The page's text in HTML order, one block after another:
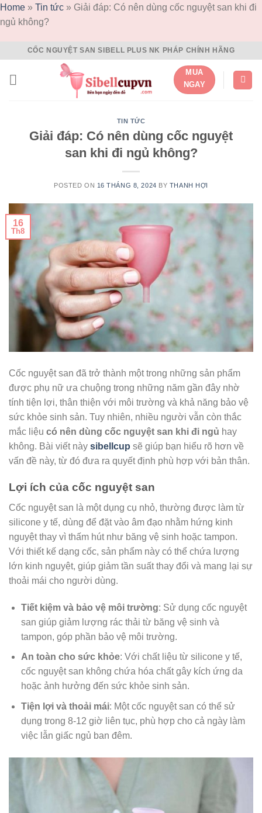
Home » Tin tức » Giải đáp: Có nên dùng cốc nguyệt san khi đi
ngủ không?
to
content
CỐC NGUYỆT SAN SIBELL PLUS NK PHÁP CHÍNH HÃNG
MUA
NGAY
TIN TỨC
Giải đáp: Có nên dùng cốc nguyệt
san khi đi ngủ không?
POSTED ON 16 THÁNG 8, 2024 BY THANH HỢI
16
Th8
Cốc nguyệt san đã trở thành một trong những sản phẩm
được phụ nữ ưa chuộng trong những năm gần đây nhờ
tính tiện lợi, thân thiện với môi trường và khả năng bảo vệ
sức khỏe sinh sản. Tuy nhiên, nhiều người vẫn còn thắc
mắc liệu có nên dùng cốc nguyệt san khi đi ngủ hay
không. Bài viết này sibellcup sẽ giúp bạn hiểu rõ hơn về
vấn đề này, từ đó đưa ra quyết định phù hợp với bản thân.
Lợi ích của cốc nguyệt san
Cốc nguyệt san là một dụng cụ nhỏ, thường được làm từ
silicone y tế, dùng để đặt vào âm đạo nhằm hứng kinh
nguyệt thay vì thấm hút như băng vệ sinh hoặc tampon.
Với thiết kế dạng cốc, sản phẩm này có thể chứa lượng
lớn kinh nguyệt, giúp giảm tần suất thay đổi và mang lại sự
thoải mái cho người dùng.
Tiết kiệm và bảo vệ môi trường: Sử dụng cốc nguyệt
san giúp giảm lượng rác thải từ băng vệ sinh và
tampon, góp phần bảo vệ môi trường.
An toàn cho sức khỏe: Với chất liệu từ silicone y tế,
cốc nguyệt san không chứa hóa chất gây kích ứng da
hoặc ảnh hưởng đến sức khỏe sinh sản.
Tiện lợi và thoải mái: Một cốc nguyệt san có thể sử
dụng trong 8-12 giờ liên tục, phù hợp cho cả ngày làm
việc lẫn giấc ngủ ban đêm.